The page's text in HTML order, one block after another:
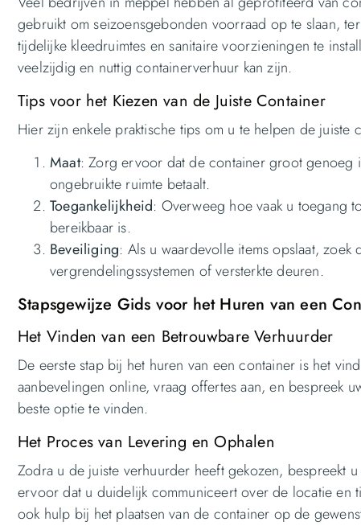
gebruikt om seizoensgebonden voorraad op te slaan,
tijdelijke kleedruimtes en sanitaire voorzieningen te
veelzijdig en nuttig containerverhuur kan zijn.
Tips voor het Kiezen van de Juiste Container
Hier zijn enkele praktische tips om u te helpen de juiste
Maat: Zorg ervoor dat de container groot genoeg
ongebruikte ruimte betaalt.
Toegankelijkheid: Overweeg hoe vaak u toegang
bereikbaar is.
Beveiliging: Als u waardevolle items opslaat,
vergrendelingssystemen of versterkte deuren.
Stapsgewijze Gids voor het Huren van een
Het Vinden van een Betrouwbare Verhuurder
De eerste stap bij het huren van een container is het
aanbevelingen online, vraag offertes aan, en bespreek
beste optie te vinden.
Het Proces van Levering en Ophalen
Zodra u de juiste verhuurder heeft gekozen, bespreekt
ervoor dat u duidelijk communiceert over de locatie
ook hulp bij het plaatsen van de container op de